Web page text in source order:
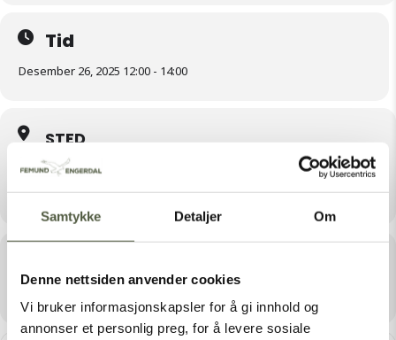
Samtykke Detaljer Om
Denne nettsiden anvender cookies
Vi bruker informasjonskapsler for å gi innhold og
annonser et personlig preg, for å levere sosiale
Tid
Desember 26, 2025 12:00 - 14:00
STED
Heggeriset samfunnshus